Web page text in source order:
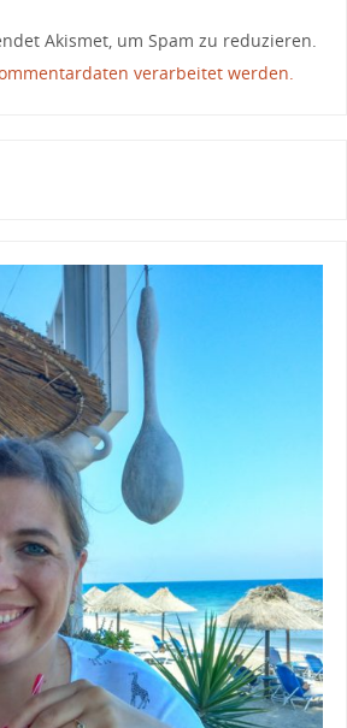
Akismet, um Spam zu reduzieren.
verarbeitet werden.